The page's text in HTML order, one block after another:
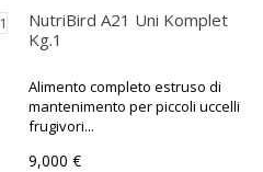
NutriBird A21 Uni Komplet
Kg.1
Alimento completo estruso di
mantenimento per piccoli uccelli
frugivori...
9,000 €